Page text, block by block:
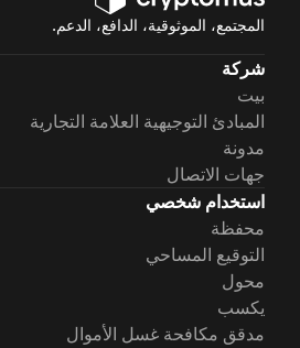
المجتمع، الموثوقية، الدافع، الدعم.
شركة
بيت
المبادئ التوجيهية العلامة التجارية
مدونة
جهات الاتصال
استخدام شخصي
محفظة
التوقيع المساحي
محول
يكسب
مدقق مكافحة غسل الأموال